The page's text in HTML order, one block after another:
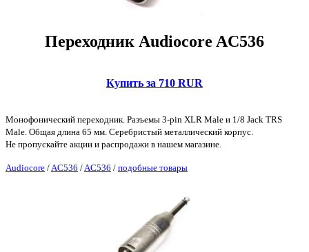
Переходник Audiocore AC536
Купить за 710 RUR
Монофонический переходник. Разъемы 3-pin XLR Male и 1/8 Jack TRS
Male. Общая длина 65 мм. Серебристый металлический корпус.
Не пропускайте акции и распродажи в нашем магазине.
Audiocore /AC536 /AC536 / подобные товары